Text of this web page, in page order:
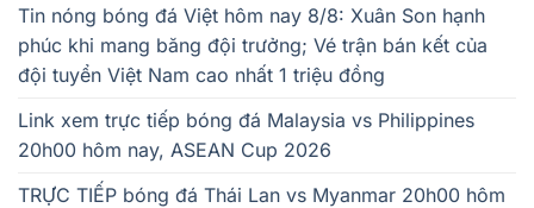
Tin nóng bóng đá Việt hôm nay 8/8: Xuân Son hạnh
phúc khi mang băng đội trưởng; Vé trận bán kết của
đội tuyển Việt Nam cao nhất 1 triệu đồng
Link xem trực tiếp bóng đá Malaysia vs Philippines
20h00 hôm nay, ASEAN Cup 2026
TRỰC TIẾP bóng đá Thái Lan vs Myanmar 20h00 hôm